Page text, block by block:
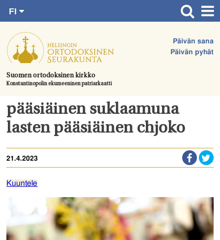
suoraan
sisältöön.
Suomen ortodoksinen kirkko
Konstantinopolin ekumeeninen patriarkaatti
Päivän sana
Päivän pyhät
FI
SV
EN
UA
Etusivu
Ajankohtaista
Juhlat & toimitukset
Kirkot
Apua & tukea
Hautausmaa
Yhteystiedot
pääsiäinen suklaamuna
lasten pääsiäinen chjoko
21.4.2023
Kuuntele